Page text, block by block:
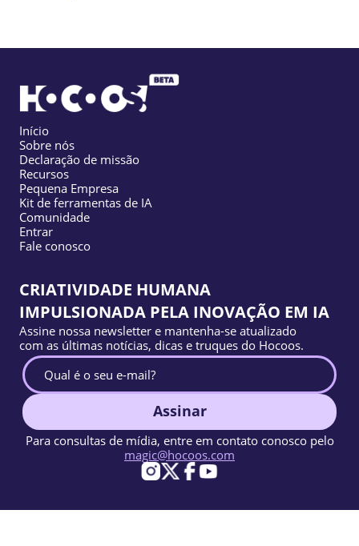
Início
Sobre nós
Declaração de missão
Recursos
Pequena Empresa
Kit de ferramentas de IA
Comunidade
Entrar
Fale conosco
CRIATIVIDADE HUMANA
IMPULSIONADA PELA INOVAÇÃO EM IA
Assine nossa newsletter e mantenha-se atualizado
com as últimas notícias, dicas e truques do Hocoos.
Assinar
Para consultas de mídia, entre em contato conosco pelo
magic@hocoos.com